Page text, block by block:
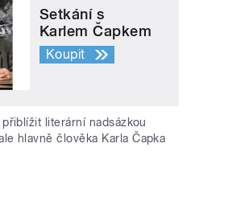
Setkání s
Karlem Čapkem
Koupit
literární nadsázkou
hlavně člověka Karla Čapka